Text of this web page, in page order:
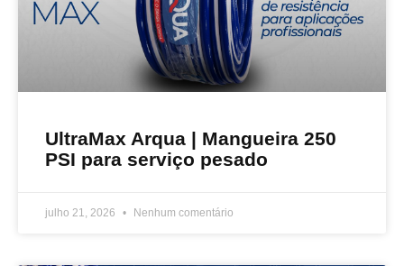
UltraMax Arqua | Mangueira 250
PSI para serviço pesado
julho 21, 2026 Nenhum comentário